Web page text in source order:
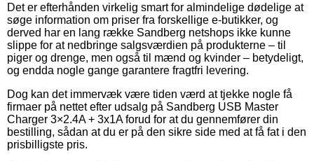
Det er efterhånden virkelig smart for almindelige dødelige at
søge information om priser fra forskellige e-butikker, og
derved har en lang række Sandberg netshops ikke kunne
slippe for at nedbringe salgsværdien på produkterne – til
piger og drenge, men også til mænd og kvinder – betydeligt,
og endda nogle gange garantere fragtfri levering.
Dog kan det immervæk være tiden værd at tjekke nogle få
firmaer på nettet efter udsalg på Sandberg USB Master
Charger 3×2.4A + 3x1A forud for at du gennemfører din
bestilling, sådan at du er på den sikre side med at få fat i den
prisbilligste pris.